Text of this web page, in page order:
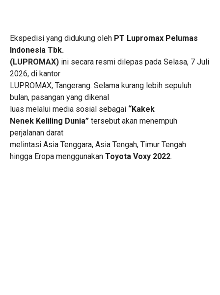
Ekspedisi yang didukung oleh PT Lupromax Pelumas
Indonesia Tbk.
(LUPROMAX) ini secara resmi dilepas pada Selasa, 7 Juli
2026, di kantor
LUPROMAX, Tangerang. Selama kurang lebih sepuluh
bulan, pasangan yang dikenal
luas melalui media sosial sebagai “Kakek
Nenek Keliling Dunia” tersebut akan menempuh
perjalanan darat
melintasi Asia Tenggara, Asia Tengah, Timur Tengah
hingga Eropa menggunakan Toyota Voxy 2022.